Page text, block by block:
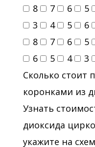
8 7 6 5
3
4 5 6
8
7 6 5
6
5 4 3
Сколько стоит
коронками из
Узнать
диоксида
укажите на